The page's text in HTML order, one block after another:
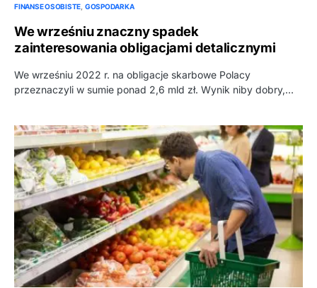
FINANSE OSOBISTE GOSPODARKA
We wrześniu znaczny spadek
zainteresowania obligacjami detalicznymi
We wrześniu 2022 r. na obligacje skarbowe Polacy
przeznaczyli w sumie ponad 2,6 mld zł. Wynik niby dobry,…